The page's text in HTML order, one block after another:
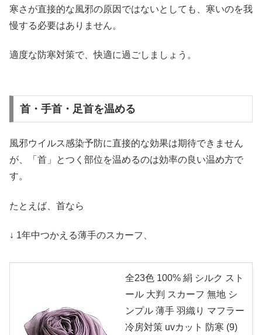
寒さが直接的な風邪の原因ではないとしても、寒いのを我
慢する必要はありません。
適度な防寒対策で、快適に過ごしましょう。
首・手首・足首を温める
風邪ウイルス感染予防に直接的な効果は期待できません
が、「首」とつく部位を温めるのは効率の良い温め方で
す。
たとえば、首なら
↓ 1年中つかえる薄手のスカーフ、
全23色 100% 絹 シルク スト
ール 大判 スカーフ 無地 シ
ンプル 薄手 羽織り マフラー
冷房対策 uvカット 防寒 (9)